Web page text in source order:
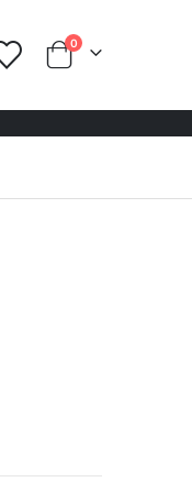
Cart
0producten